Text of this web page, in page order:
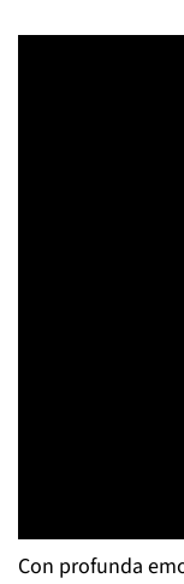
Con profunda